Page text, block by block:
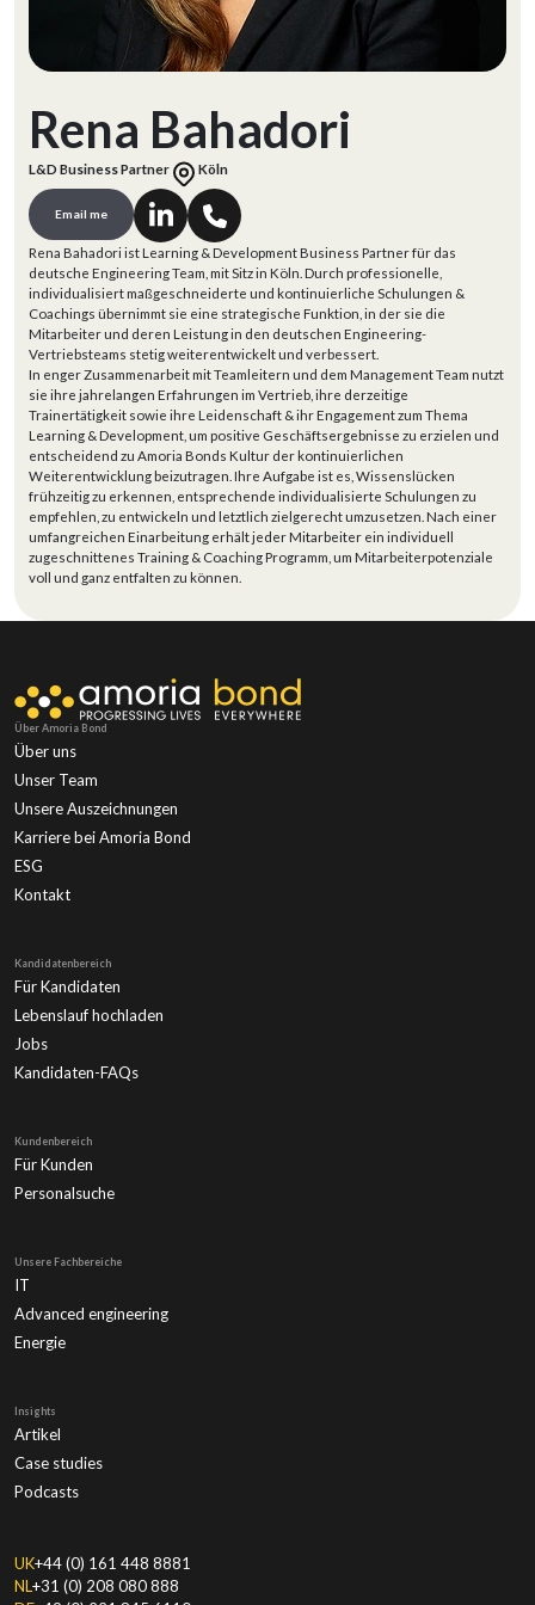
Rena Bahadori
L&D Business Partner Köln
Email me
Rena Bahadori ist Learning & Development Business Partner für das
deutsche Engineering Team, mit Sitz in Köln. Durch professionelle,
individualisiert maßgeschneiderte und kontinuierliche Schulungen &
Coachings übernimmt sie eine strategische Funktion, in der sie die
Mitarbeiter und deren Leistung in den deutschen Engineering-
Vertriebsteams stetig weiterentwickelt und verbessert.
In enger Zusammenarbeit mit Teamleitern und dem Management Team nutzt
sie ihre jahrelangen Erfahrungen im Vertrieb, ihre derzeitige
Trainertätigkeit sowie ihre Leidenschaft & ihr Engagement zum Thema
Learning & Development, um positive Geschäftsergebnisse zu erzielen und
entscheidend zu Amoria Bonds Kultur der kontinuierlichen
Weiterentwicklung beizutragen. Ihre Aufgabe ist es, Wissenslücken
frühzeitig zu erkennen, entsprechende individualisierte Schulungen zu
empfehlen, zu entwickeln und letztlich zielgerecht umzusetzen. Nach einer
umfangreichen Einarbeitung erhält jeder Mitarbeiter ein individuell
zugeschnittenes Training & Coaching Programm, um Mitarbeiterpotenziale
voll und ganz entfalten zu können.
Über Amoria Bond
Über uns
Unser Team
Unsere Auszeichnungen
Karriere bei Amoria Bond
ESG
Kontakt
Kandidatenbereich
Für Kandidaten
Lebenslauf hochladen
Jobs
Kandidaten-FAQs
Kundenbereich
Für Kunden
Personalsuche
Unsere Fachbereiche
IT
Advanced engineering
Energie
Insights
Artikel
Case studies
Podcasts
UK+44 (0) 161 448 8881
NL+31 (0) 208 080 888